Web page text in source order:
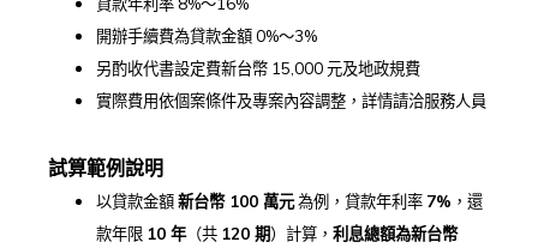
貸款年利率 8%～16%
開辦手續費為貸款金額 0%～3%
另酌收代書設定費新台幣 15,000 元及地政規費
實際費用依個案條件及專案內容調整，詳情請洽服務人員
試算範例說明
以貸款金額新台幣 100 萬元為例，貸款年利率 7% ，還
款年限 10 年（共 120 期）計算， 利息總額為新台幣